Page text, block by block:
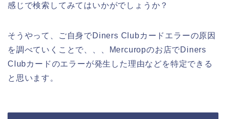
感じで検索してみてはいかがでしょうか？
そうやって、ご自身でDiners Clubカードエラーの原因
を調べていくことで、、、Mercuropのお店でDiners
Clubカードのエラーが発生した理由などを特定できる
と思います。